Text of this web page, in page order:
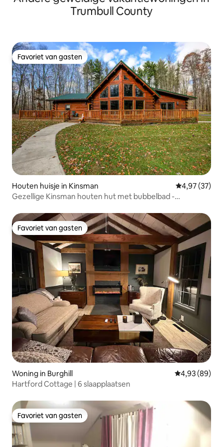
Trumbull County
Favoriet van gasten
Favoriet van gasten
Houten huisje in Kinsman Gemiddelde
4,97 (37)
Gezellige Kinsman houten hut met bubbelbad -
Favoriet van gasten
Favoriet van gasten
Woning in Burghill Gemiddelde
4,93 (89)
Hartford Cottage | 6 slaapplaatsen
Favoriet van gasten
Favoriet van gasten